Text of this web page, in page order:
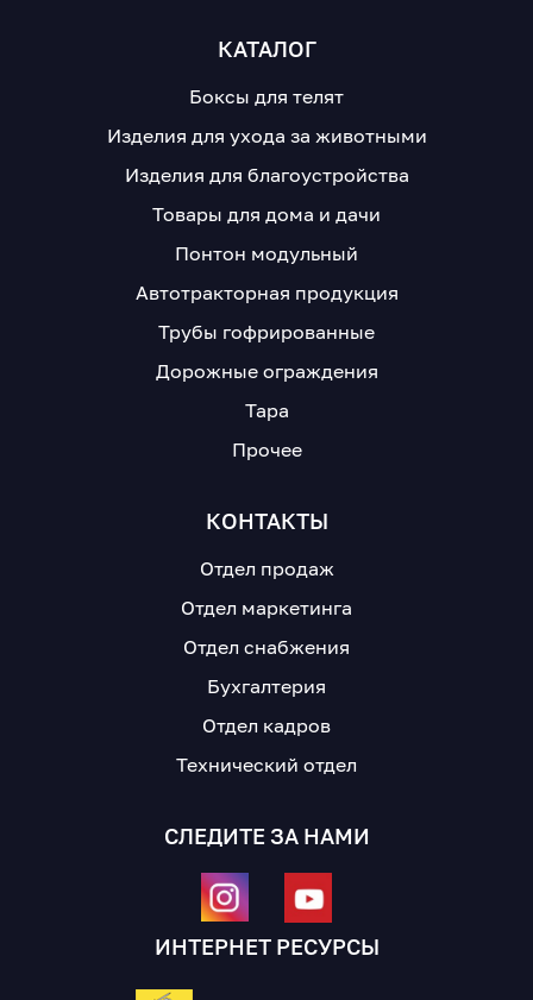
КАТАЛОГ
Боксы для телят
Изделия для ухода за животными
Изделия для благоустройства
Товары для дома и дачи
Понтон модульный
Автотракторная продукция
Трубы гофрированные
Дорожные ограждения
Тара
Прочее
КОНТАКТЫ
Отдел продаж
Отдел маркетинга
Отдел снабжения
Бухгалтерия
Отдел кадров
Технический отдел
СЛЕДИТЕ ЗА НАМИ
ИНТЕРНЕТ РЕСУРСЫ